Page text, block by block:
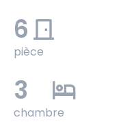
6
pièce
3
chambre